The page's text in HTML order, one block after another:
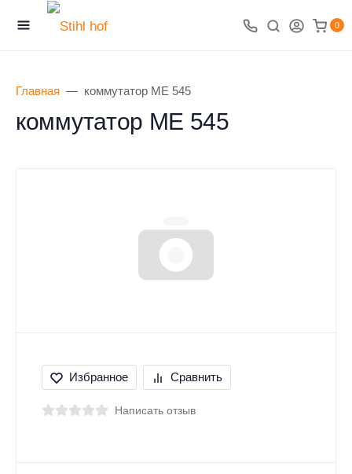
0
Главная коммутатор ME 545
коммутатор ME 545
Избранное Сравнить
Написать отзыв